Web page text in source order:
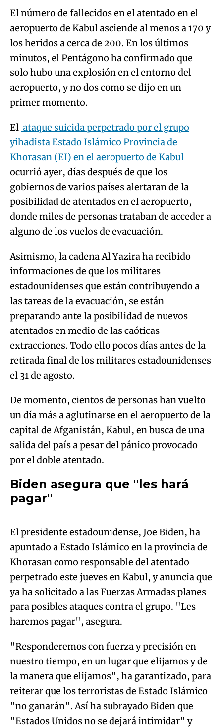
El número de fallecidos en el atentado en el
aeropuerto de Kabul asciende al menos a 170 y
los heridos a cerca de 200. En los últimos
minutos, el Pentágono ha confirmado que
solo hubo una explosión en el entorno del
aeropuerto, y no dos como se dijo en un
primer momento.
El ataque suicida perpetrado por el grupo
yihadista Estado Islámico Provincia de
Khorasan (EI) en el aeropuerto de Kabul
ocurrió ayer, días después de que los
gobiernos de varios países alertaran de la
posibilidad de atentados en el aeropuerto,
donde miles de personas trataban de acceder a
alguno de los vuelos de evacuación.
Asimismo, la cadena Al Yazira ha recibido
informaciones de que los militares
estadounidenses que están contribuyendo a
las tareas de la evacuación, se están
preparando ante la posibilidad de nuevos
atentados en medio de las caóticas
extracciones. Todo ello pocos días antes de la
retirada final de los militares estadounidenses
el 31 de agosto.
De momento, cientos de personas han vuelto
un día más a aglutinarse en el aeropuerto de la
capital de Afganistán, Kabul, en busca de una
salida del país a pesar del pánico provocado
por el doble atentado.
Biden asegura que ''les hará
pagar''
Algo salió mal.
Try again
El presidente estadounidense, Joe Biden, ha
apuntado a Estado Islámico en la provincia de
Khorasan como responsable del atentado
perpetrado este jueves en Kabul, y anuncia que
ya ha solicitado a las Fuerzas Armadas planes
para posibles ataques contra el grupo. "Les
haremos pagar", asegura.
"Responderemos con fuerza y precisión en
nuestro tiempo, en un lugar que elijamos y de
la manera que elijamos", ha garantizado, para
reiterar que los terroristas de Estado Islámico
"no ganarán". Así ha subrayado Biden que
"Estados Unidos no se dejará intimidar" y